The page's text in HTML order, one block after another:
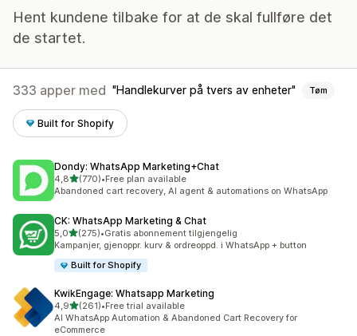
Hent kundene tilbake for at de skal fullføre det
de startet.
333 apper med Handlekurver på tvers av enheter Tøm
Built for Shopify
Dondy: WhatsApp Marketing+Chat
4,8av 5 stjerner
(770)
Totalt 770 omtaler
•Free plan available
Abandoned cart recovery, AI agent & automations on WhatsApp
CK: WhatsApp Marketing & Chat
5,0av 5 stjerner
(275)
Totalt 275 omtaler
•Gratis abonnement tilgjengelig
Kampanjer, gjenoppr. kurv & ordreoppd. i WhatsApp + button
Built for Shopify
KwikEngage: Whatsapp Marketing
4,9av 5 stjerner
(261)
Totalt 261 omtaler
•Free trial available
AI WhatsApp Automation & Abandoned Cart Recovery for
eCommerce